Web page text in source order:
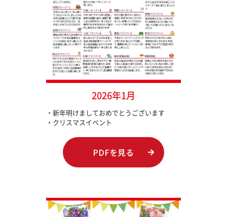
2026年1月
・新年明けましておめでとうございます
・クリスマスイベント
PDFを見る